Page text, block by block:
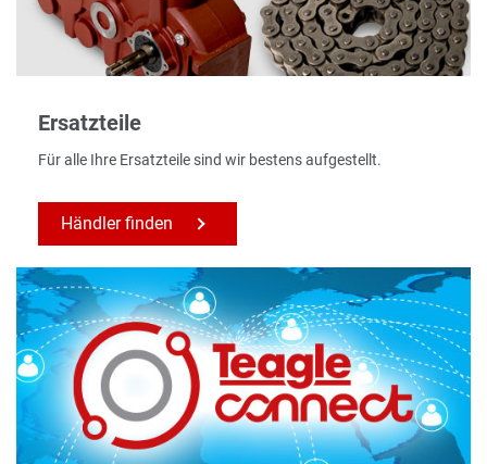
Ersatzteile
Für alle Ihre Ersatzteile sind wir bestens aufgestellt.
Händler finden